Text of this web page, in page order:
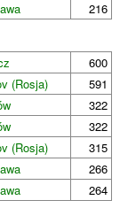
216
600
(Rosja)
591
322
322
(Rosja)
315
266
264